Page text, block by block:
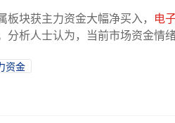
板块获主力资金大幅净买入， 电
分析人士认为，当前市场资金情
资金